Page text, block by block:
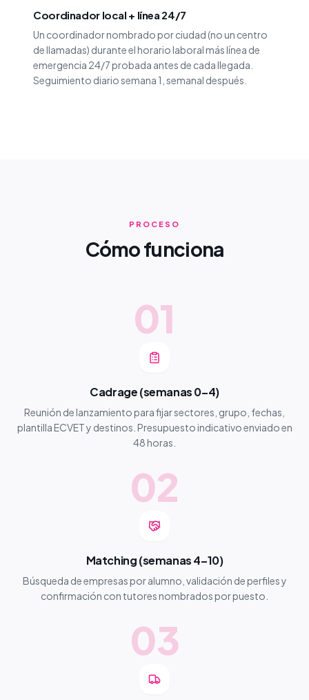
Coordinador local + línea 24/7
Un coordinador nombrado por ciudad (no un centro
de llamadas) durante el horario laboral más línea de
emergencia 24/7 probada antes de cada llegada.
Seguimiento diario semana 1, semanal después.
PROCESO
Cómo funciona
01
Cadrage (semanas 0–4)
Reunión de lanzamiento para fijar sectores, grupo, fechas,
plantilla ECVET y destinos. Presupuesto indicativo enviado en
48 horas.
02
Matching (semanas 4–10)
Búsqueda de empresas por alumno, validación de perfiles y
confirmación con tutores nombrados por puesto.
03